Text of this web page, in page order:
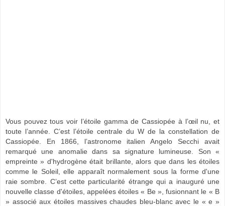
Vous pouvez tous voir l’étoile gamma de Cassiopée à l’œil nu, et
toute l’année. C’est l’étoile centrale du W de la constellation de
Cassiopée. En 1866, l’astronome italien Angelo Secchi avait
remarqué une anomalie dans sa signature lumineuse. Son «
empreinte » d'hydrogène était brillante, alors que dans les étoiles
comme le Soleil, elle apparaît normalement sous la forme d'une
raie sombre. C’est cette particularité étrange qui a inauguré une
nouvelle classe d'étoiles, appelées étoiles « Be », fusionnant le « B
» associé aux étoiles massives chaudes bleu-blanc avec le « e »